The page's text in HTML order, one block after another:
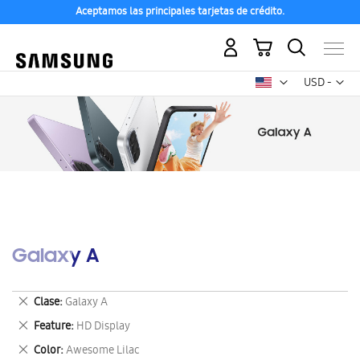
Aceptamos las principales tarjetas de crédito.
USD -
dólar
Mi carrito
Galaxy A
Clase Galaxy A
Eliminar
este
artículo
Feature HD Display
Eliminar
este
Color Awesome Lilac
Eliminar